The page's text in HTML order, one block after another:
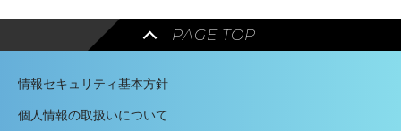
PAGE TOP
情報セキュリティ基本方針
個人情報の取扱いについて